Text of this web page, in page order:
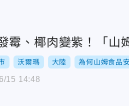
霉、椰肉變紫！「
沃爾瑪 大陸 為何山姆食品
15 14:48